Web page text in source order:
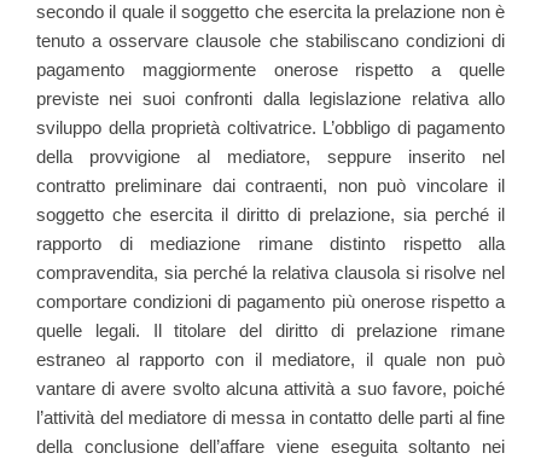
secondo il quale il soggetto che esercita la prelazione non è
tenuto a osservare clausole che stabiliscano condizioni di
pagamento maggiormente onerose rispetto a quelle
previste nei suoi confronti dalla legislazione relativa allo
sviluppo della proprietà coltivatrice. L’obbligo di pagamento
della provvigione al mediatore, seppure inserito nel
contratto preliminare dai contraenti, non può vincolare il
soggetto che esercita il diritto di prelazione, sia perché il
rapporto di mediazione rimane distinto rispetto alla
compravendita, sia perché la relativa clausola si risolve nel
comportare condizioni di pagamento più onerose rispetto a
quelle legali. Il titolare del diritto di prelazione rimane
estraneo al rapporto con il mediatore, il quale non può
vantare di avere svolto alcuna attività a suo favore, poiché
l’attività del mediatore di messa in contatto delle parti al fine
della conclusione dell’affare viene eseguita soltanto nei